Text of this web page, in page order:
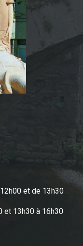
et de 13h30
et 13h30 à 16h30